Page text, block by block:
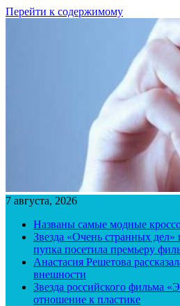
Перейти к содержимому
7 августа, 2026
Названы самые модные
Звезда «Очень странных дел»
пупка посетила премьеру
Анастасия Решетова
внешности
Звезда российского фильма
отношение к пластике